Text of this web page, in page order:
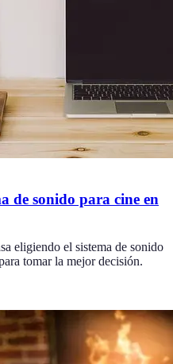
de sonido para cine en
eligiendo el sistema de sonido
tomar la mejor decisión.